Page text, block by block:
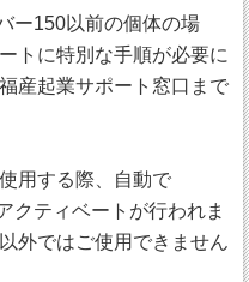
ー150以前の個体の場
トに特別な手順が必要に
産起業サポート窓口まで
用する際、自動で
クティベートが行われま
外ではご使用できません